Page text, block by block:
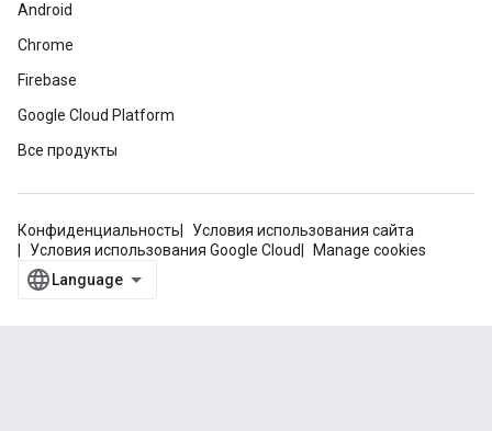
Android
Chrome
Firebase
Google Cloud Platform
Все продукты
Конфиденциальность
Условия использования сайта
Условия использования Google Cloud
Manage cookies